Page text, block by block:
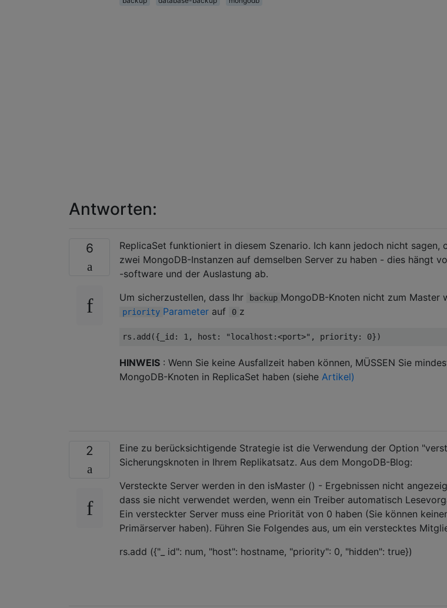
Antworten:
6
ReplicaSet funktioniert in diesem Szenario. Ich kann jedoch nicht sagen,
zwei MongoDB-Instanzen auf demselben Server zu haben - dies hängt
-software und der Auslastung ab.
Um sicherzustellen, dass Ihr
backup MongoDB-Knoten nicht zum Master
priority Parameter auf 0 z
HINWEIS : Wenn Sie keine Ausfallzeit haben können, MÜSSEN Sie
MongoDB-Knoten in ReplicaSet haben (siehe Artikel)
2
Eine zu berücksichtigende Strategie ist die Verwendung der Option
Sicherungsknoten in Ihrem Replikatsatz. Aus dem MongoDB-Blog:
Versteckte Server werden in den isMaster () - Ergebnissen nicht
dass sie nicht verwendet werden, wenn ein Treiber automatisch
Ein versteckter Server muss eine Priorität von 0 haben (Sie können
Primärserver haben). Führen Sie Folgendes aus, um ein verstecktes
rs.add ({"_ id": num, "host": hostname, "priority": 0, "hidden": true})